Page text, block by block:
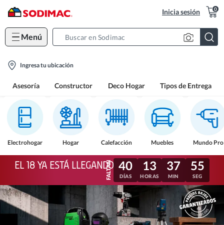
Inicia sesión 0
Menú
location-
Ingresa tu ubicación
Asesoría Constructor Deco Hogar Tipos de Entrega
Electrohogar Hogar Calefacción Muebles Mundo Pro
EL 18 YA ESTÁ LLEGANDO 40
DÍAS
13
HORAS
37
MIN
52
SEG